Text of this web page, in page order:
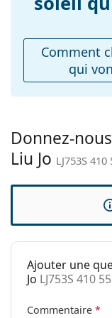
Poids:
ajustables:
ressort:
Étui:
Tissu de
nettoyage:
Catégorie:
Marque:
Utilisation:
Code:
Comment
qui
Donnez-
Liu Jo LJ753S 410
Ajouter une
Jo LJ753S 410 55
Commentaire *